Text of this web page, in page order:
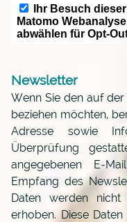
Newsletter
Wenn Sie den auf
beziehen möchten,
Adresse sowie
Überprüfung
angegebenen E-
Empfang des
Daten werden
erhoben. Diese